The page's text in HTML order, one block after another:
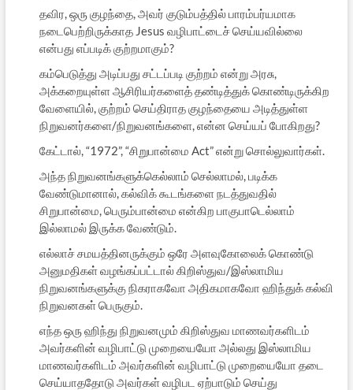
தவிர, ஒரு குழந்தை, அவர் குடும்பத்தில் பாரம்பர்யமாக
நடைபெற்றிருக்காத Jesus வழிபாட்டைச் செய்யவில்லை
என்பது எப்படிக் குற்றமாகும்?
கம்பெடுத்து அடிப்பது சட்டப்படி குற்றம் என்று அரசு,
அக்கறையுள்ள ஆசிரியர்களைத் தண்டித்துக் கொண்டிருக்கிற
வேளையில், குற்றம் செய்திராத குழந்தையை அடித்துள்ள
நிறுவனர்களை/நிறுவனங்களை, என்ன செய்யப் போகிறது?
கேட்டால், “1972”, “சிறுபான்மை Act” என்று சொல்லுவார்கள்.
அந்த நிறுவனங்களுக்கெல்லாம் செல்லாமல், படிக்க
வேண்டுமானால், கல்விக் கூடங்களை நடத்துவதில்
சிறுபான்மை, பெரும்பான்மை என்கிற பாகுபாடெல்லாம்
இல்லாமல் இருக்க வேண்டும்.
எல்லாச் சமயத்தினருக்கும் ஒரே அளவுகோலைக் கொண்டு
அனுமதிகள் வழங்கப்பட்டால் கிறிஸ்துவ/இஸ்லாமிய
நிறுவனங்களுக்கு நிகராகவோ அதிகமாகவோ ஹிந்துக் கல்வி
நிறுவனகள் பெருகும்.
எந்த ஒரு ஹிந்து நிறுவனமும் கிறிஸ்துவ மாணவர்களிடம்
அவர்களின் வழிபாட்டு முறையையோ அல்லது இஸ்லாமிய
மாணவர்களிடம் அவர்களின் வழிபாட்டு முறையையோ தடை
செய்யாததோடு அவர்கள் வழிபட ஏற்பாடும் செய்து